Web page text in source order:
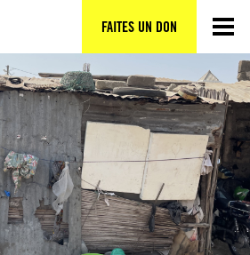
FAITES UN DON